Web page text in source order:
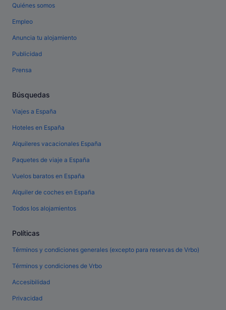
Quiénes somos
Empleo
Anuncia tu alojamiento
Publicidad
Prensa
Búsquedas
Viajes a España
Hoteles en España
Alquileres vacacionales España
Paquetes de viaje a España
Vuelos baratos en España
Alquiler de coches en España
Todos los alojamientos
Políticas
Términos y condiciones generales (excepto para reservas de Vrbo)
Términos y condiciones de Vrbo
Accesibilidad
Privacidad